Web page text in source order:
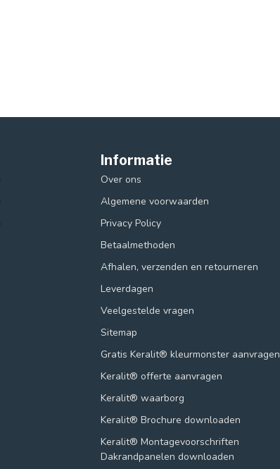
Informatie
Over ons
Algemene voorwaarden
Privacy Policy
Betaalmethoden
Afhalen, verzenden en retourneren
Leverdagen
Veelgestelde vragen
Sitemap
Gratis Keralit® kleurmonster aanvragen
Keralit® offerte aanvragen
Keralit® waarborg
Keralit® Brochure downloaden
Keralit® Montagevoorschriften
Dakrandpanelen downloaden